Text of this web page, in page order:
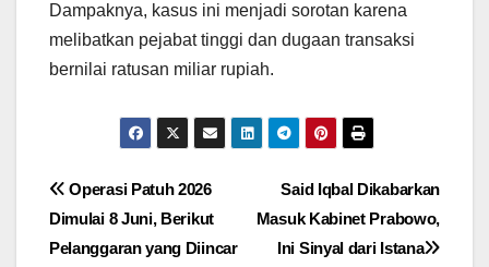
Dampaknya, kasus ini menjadi sorotan karena
melibatkan pejabat tinggi dan dugaan transaksi
bernilai ratusan miliar rupiah.
Navigasi
pos
Said Iqbal Dikabarkan
Masuk Kabinet Prabowo,
Ini Sinyal dari Istana
Operasi Patuh 2026
Dimulai 8 Juni, Berikut
Pelanggaran yang Diincar